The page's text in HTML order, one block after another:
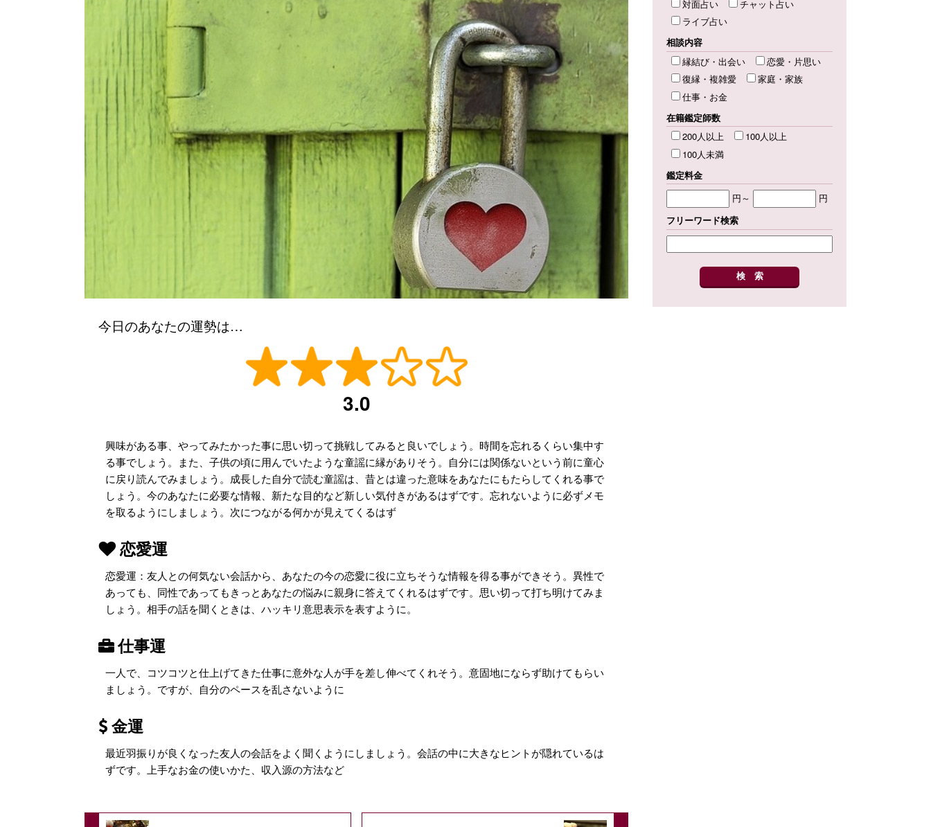
今日のあなたの運勢は…
3.0
興味がある事、やってみたかった事に思い切って挑戦してみると良いでしょう。時間を忘れるくらい集中す
る事でしょう。また、子供の頃に用んでいたような童謡に縁がありそう。自分には関係ないという前に童心
に戻り読んでみましょう。成長した自分で読む童謡は、昔とは違った意味をあなたにもたらしてくれる事で
しょう。今のあなたに必要な情報、新たな目的など新しい気付きがあるはずです。忘れないように必ずメモ
を取るようにしましょう。次につながる何かが見えてくるはず
恋愛運
恋愛運：友人との何気ない会話から、あなたの今の恋愛に役に立ちそうな情報を得る事ができそう。異性で
あっても、同性であってもきっとあなたの悩みに親身に答えてくれるはずです。思い切って打ち明けてみま
しょう。相手の話を聞くときは、ハッキリ意思表示を表すように。
仕事運
一人で、コツコツと仕上げてきた仕事に意外な人が手を差し伸べてくれそう。意固地にならず助けてもらい
ましょう。ですが、自分のペースを乱さないように
金運
最近羽振りが良くなった友人の会話をよく聞くようにしましょう。会話の中に大きなヒントが隠れているは
ずです。上手なお金の使いかた、収入源の方法など
対面占い
チャット占い
ライブ占い
相談内容
縁結び・出会い
恋愛・片思い
復縁・複雑愛
家庭・家族
仕事・お金
在籍鑑定師数
200人以上
100人以上
100人未満
鑑定料金
円～
円
フリーワード検索